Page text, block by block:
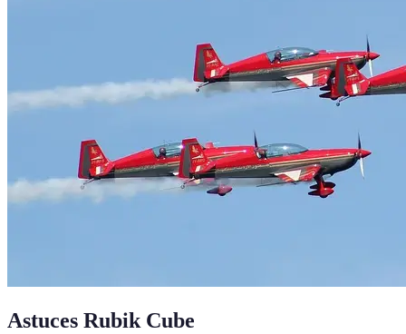
Astuces Rubik Cube